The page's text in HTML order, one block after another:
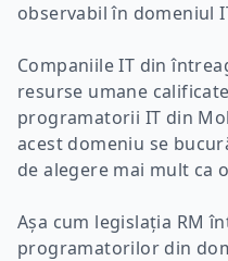
observabil în domeniul
Companiile IT din
resurse umane
programatorii IT din
acest domeniu se
de alegere mai mult ca
Așa cum legislația RM
programatorilor din